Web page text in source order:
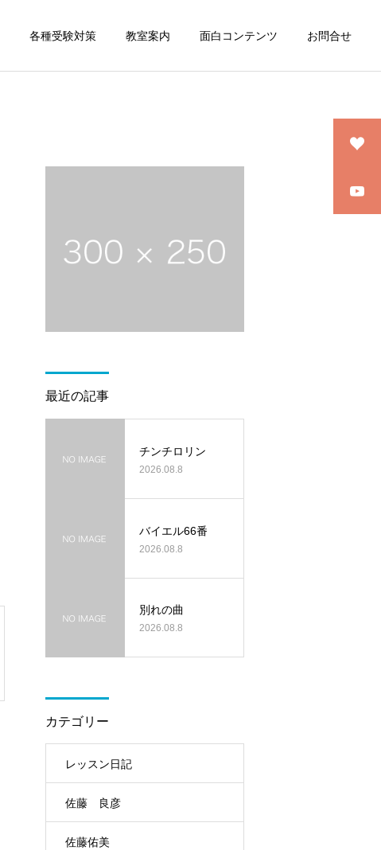
各種受験対策 教室案内 面白コンテンツ お問合せ
最近の記事
チンチロリン
2026.08.8
バイエル66番
2026.08.8
別れの曲
2026.08.8
カテゴリー
レッスン日記
佐藤 良彦
佐藤佑美